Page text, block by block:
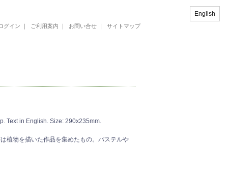
グイン ｜ ご利用案内 ｜ お問い合せ ｜ サイトマップ
Text in English. Size: 290x235mm.
植物を描いた作品を集めたもの。パステルや
English